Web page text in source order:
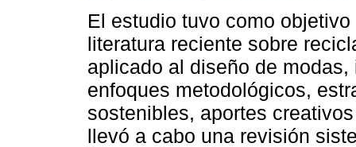
El estudio tuvo como
literatura reciente sobre
aplicado al diseño de modas,
enfoques metodológicos,
sostenibles, aportes
llevó a cabo una revisión